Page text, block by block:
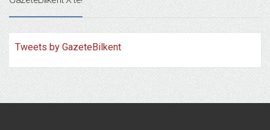
Tweets by GazeteBilkent